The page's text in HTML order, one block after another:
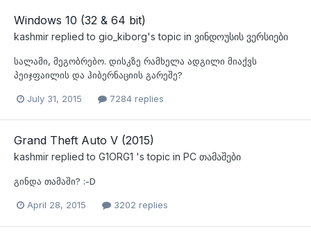
Windows 10 (32 & 64 bit)
kashmir replied to gio_kiborg's topic in ვინდოუსის ვერსიები
სალამი, მეგობრებო. დისკზე რამხელა ადგილი მიაქვს
პეიჯფაილის და ჰიბერნაციის გარეშე?
July 31, 2015 7284 replies
Grand Theft Auto V (2015)
kashmir replied to G1ORG1 's topic in PC თამაშები
გინდა თამაში? :-D
April 28, 2015 3202 replies